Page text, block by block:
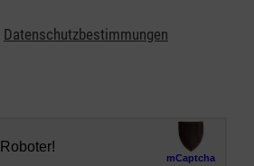
Datenschutzbestimmungen